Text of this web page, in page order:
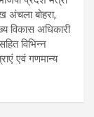
अंचला बोहरा,
विकास अधिकारी
विभिन्न
एवं गणमान्य